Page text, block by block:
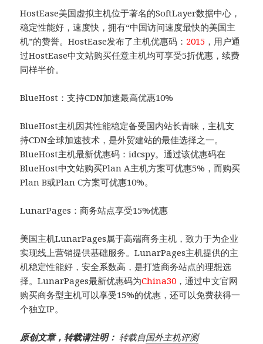
HostEase美国虚拟主机位于著名的SoftLayer数据中心，
稳定性能好，速度快，拥有“中国访问速度最快的美国主
机”的赞誉。HostEase发布了主机优惠码： 2015 ，用户通
过HostEase中文站购买任意主机均可享受5折优惠，续费
同样半价。
BlueHost：支持CDN加速最高优惠10%
BlueHost主机因其性能稳定备受国内站长青睐，主机支
持CDN全球加速技术，是外贸建站的最佳选择之一。
BlueHost主机最新优惠码：idcspy。通过该优惠码在
BlueHost中文站购买Plan A主机方案可优惠5%，而购买
Plan B或Plan C方案可优惠10%。
LunarPages：商务站点享受15%优惠
美国主机LunarPages属于高端商务主机，致力于为企业
实现线上营销提供基础服务。LunarPages主机提供的主
机稳定性能好，安全系数高，是打造商务站点的理想选
择。LunarPages最新优惠码为China30 ，通过中文官网
购买商务型主机可以享受15%的优惠，还可以免费获得一
个独立IP。
原创文章，转载请注明： 转载自国外主机评测